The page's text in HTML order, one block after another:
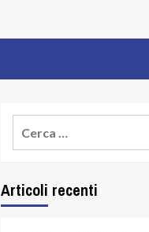
Articoli recenti